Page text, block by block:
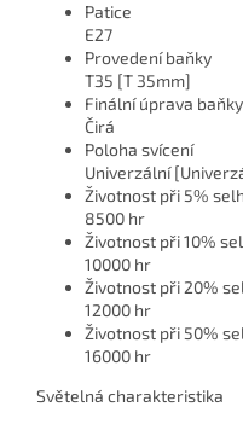
Patice
E27
Provedení baňky
T35 [T 35mm]
Finální úprava baňky
Čirá
Poloha svícení
Univerzální
Životnost při 5%
8500 hr
Životnost při 10%
10000 hr
Životnost při 20%
12000 hr
Životnost při 50%
16000 hr
Světelná charakteristika